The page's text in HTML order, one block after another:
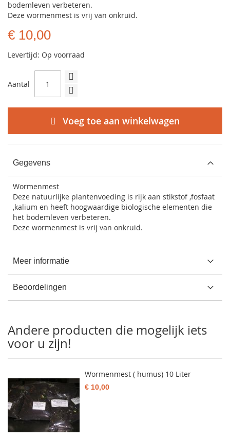
bodemleven verbeteren.
Deze wormenmest is vrij van onkruid.
€ 10,00
Levertijd: Op voorraad
Aantal
Voeg toe aan winkelwagen
Gegevens
Wormenmest
Deze natuurlijke plantenvoeding is rijk aan stikstof ,fosfaat
,kalium en heeft hoogwaardige biologische elementen die
het bodemleven verbeteren.
Deze wormenmest is vrij van onkruid.
Meer informatie
Beoordelingen
Andere producten die mogelijk iets
voor u zijn!
Wormenmest ( humus) 10 Liter
€ 10,00